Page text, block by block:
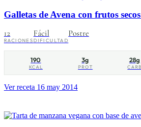
Galletas de Avena con frutos
12
RACIONES
Fácil
DIFICULTAD
Postre
190
KCAL
3g
PROT
28g
CARB
Ver receta 16 may 2014